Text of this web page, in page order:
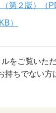
第２版）（
）
をご覧いた
持ちでない方